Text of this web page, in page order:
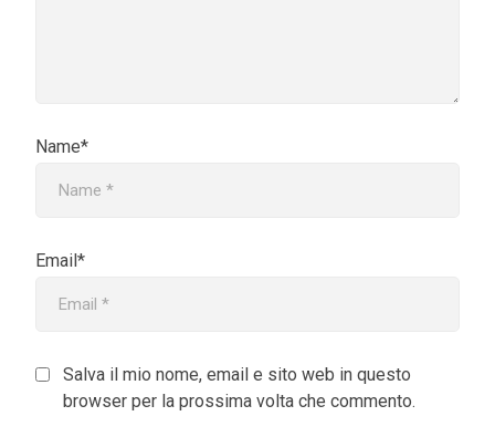
Name*
Email*
Salva il mio nome, email e sito web in questo
browser per la prossima volta che commento.